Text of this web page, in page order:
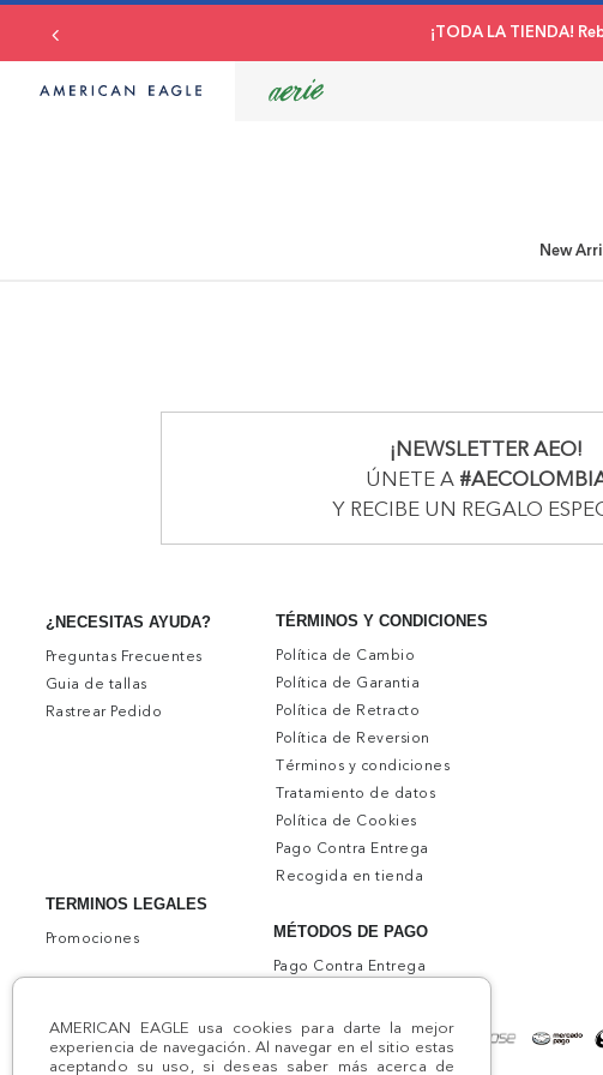
AMERICAN EAGLE usa cookies para darte la mejor
experiencia de navegación. Al navegar en el sitio estas
aceptando su uso, si deseas saber más acerca de
¡TODA LA TIENDA!
New
¡NEWSLETTER AEO!
ÚNETE A
Y RECIBE UN REGALO
¿NECESITAS AYUDA?
Preguntas Frecuentes
Guia de tallas
Rastrear Pedido
TERMINOS LEGALES
Promociones
TÉRMINOS Y CONDICIONES
Política de Cambio
Política de Garantia
Política de Retracto
Política de Reversion
Términos y condiciones
Tratamiento de datos
Política de Cookies
Pago Contra Entrega
Recogida en tienda
MÉTODOS DE PAGO
Pago Contra Entrega